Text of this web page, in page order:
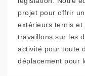
projet pour offrir
extérieurs ternis et
travaillons sur les
activité pour toute
déplacement pour